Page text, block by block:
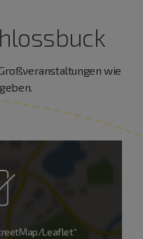
wie
Leaflet“